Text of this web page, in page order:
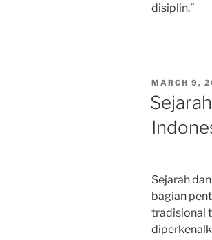
disiplin.”
POSTED
ON
MARCH 9,
Sejarah
bagian
tradisional